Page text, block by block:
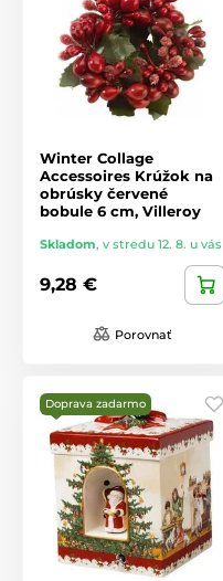
Winter Collage
Accessoires Krúžok na
obrúsky červené
bobule 6 cm, Villeroy
Skladom, v stredu 12. 8. u vás
9,28 €
Porovnať
Doprava zadarmo